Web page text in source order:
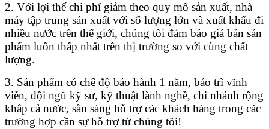
2. Với lợi thế chi phí giảm theo quy mô sản xuất, nhà
máy tập trung sản xuất với số lượng lớn và xuất khẩu đi
nhiều nước trên thế giới, chúng tôi đảm bảo giá bán sản
phẩm luôn thấp nhất trên thị trường so với cùng chất
lượng.
3. Sản phẩm có chế độ bảo hành 1 năm, bảo trì vĩnh
viễn, đội ngũ kỹ sư, kỹ thuật lành nghề, chi nhánh rộng
khắp cả nước, sẵn sàng hỗ trợ các khách hàng trong các
trường hợp cần sự hỗ trợ từ chúng tôi!